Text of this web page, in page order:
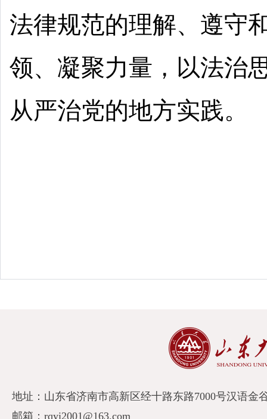
法律规范的理解、遵守
领、凝聚力量，以法治
从严治党的地方实践。
地址：山东省济南市高新区经十路东路7000号汉语金
邮箱：rqyi2001@163.com